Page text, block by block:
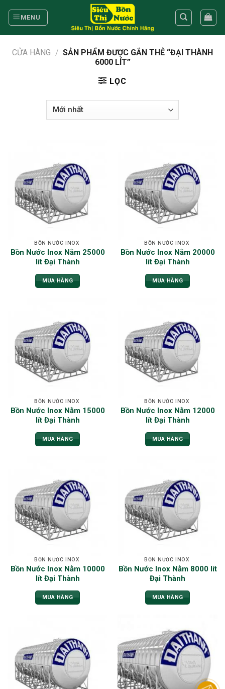
MENU
CỬA HÀNG / SẢN PHẨM ĐƯỢC GẮN THẺ “ĐẠI THÀNH
6000 LÍT”
LỌC
BỒN NƯỚC INOX
Bồn Nước Inox Nằm 25000
lít Đại Thành
MUA HÀNG
BỒN NƯỚC INOX
Bồn Nước Inox Nằm 20000
lít Đại Thành
MUA HÀNG
BỒN NƯỚC INOX
Bồn Nước Inox Nằm 15000
lít Đại Thành
MUA HÀNG
BỒN NƯỚC INOX
Bồn Nước Inox Nằm 12000
lít Đại Thành
MUA HÀNG
BỒN NƯỚC INOX
Bồn Nước Inox Nằm 10000
lít Đại Thành
MUA HÀNG
BỒN NƯỚC INOX
Bồn Nước Inox Nằm 8000 lít
Đại Thành
MUA HÀNG